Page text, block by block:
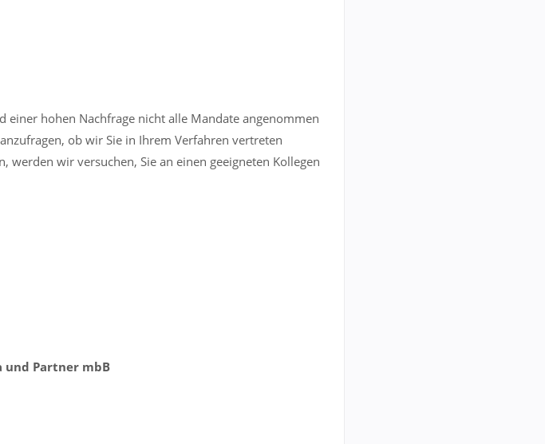
einer hohen Nachfrage nicht alle Mandate angenommen
ob wir Sie in Ihrem Verfahren vertreten
werden wir versuchen, Sie an einen geeigneten Kollegen
und Partner mbB